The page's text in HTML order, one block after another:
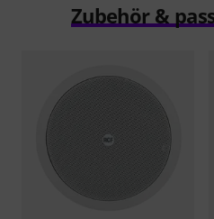
Zubehör &